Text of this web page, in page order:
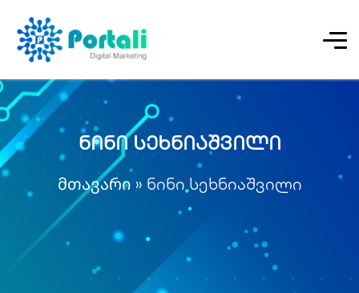
ნინი სეხნიაშვილი
მთავარი» ნინი სეხნიაშვილი